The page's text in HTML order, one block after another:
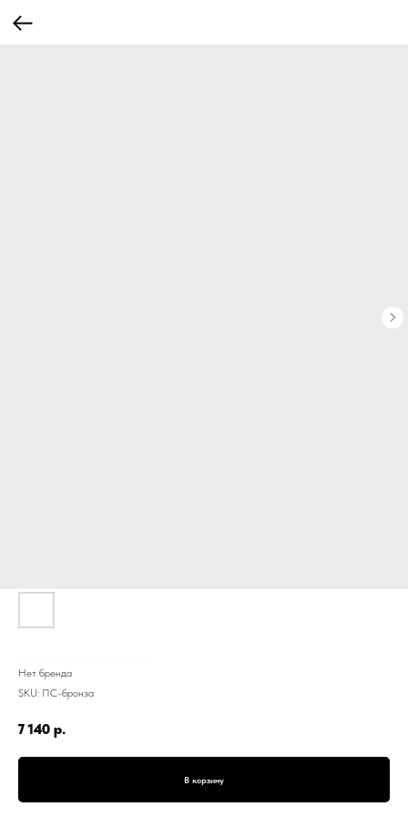
Нет бренда
SKU: ПС-бронза
7 140 р.
В корзину